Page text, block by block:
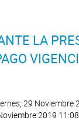
LA
29 Noviembre
2019 11:08